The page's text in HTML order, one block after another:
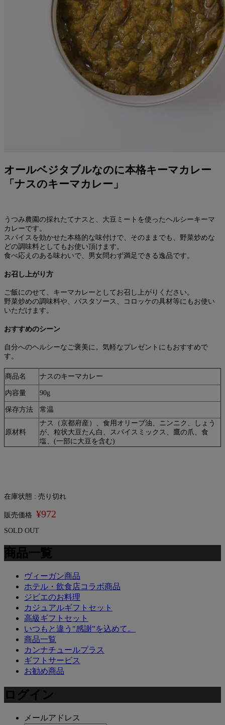
オールベジタブルなのに本格キーマカレー
「ナスのキーマカレー」
うつみ農園の採れたてナスと、大豆ミートを使ったヘルシーキーマ
カレーです。
スパイスを効かせた本格的な味付けで、そのままでも、野菜炒めな
どの調味料としてもお使い頂けます。
食べ応えのある味わいで、男女問わず満足できる逸品です。
お召し上がり方
ご飯にのせて、キーマカレーとしてお召し上がりください。
野菜炒めの調味料や、パスタソース、コロッケの具材等にもお使い
いただけます。
おすすめのシーン
自分へのヘルシーなご褒美に。気軽なプレゼントにもおすすめで
す。
商品名 ナスのキーマカレー
内容量 90g
保存方法 常温
原材料
ナス（京都府産）、食用オリーブ油、ニンニク、しょう
が、粒状大豆たん白、スパイスミックス、鷹の爪、食
塩、(一部に大豆を含む)
在庫状態 : 売り切れ
販売価格 ¥972
SOLD OUT
商品一覧
ヴィーガン商品
ホテル・飲食店コラボ商品
ジビエのお料理
カジュアルギフトセット
高級ギフトセット
いつもと違う"感謝”を込めて。
商品一覧
カンナチュールプラス
ギフトサービス
お勧め商品
ログイン
メールアドレス